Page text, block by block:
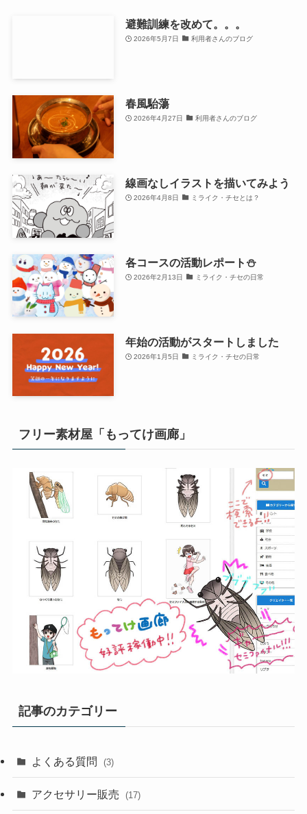
避難訓練を改めて。。。
2026年5月7日 利用者さんのブログ
春風駘蕩
2026年4月27日 利用者さんのブログ
線画なしイラストを描いてみよう
2026年4月8日 ミライク・チセとは？
各コースの活動レポート⛄
2026年2月13日 ミライク・チセの日常
年始の活動がスタートしました
2026年1月5日 ミライク・チセの日常
フリー素材屋「もってけ画廊」
記事のカテゴリー
よくある質問 (3)
アクセサリー販売 (17)